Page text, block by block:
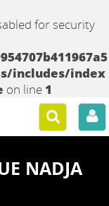
for security
includes/index
on line 1
NADJA